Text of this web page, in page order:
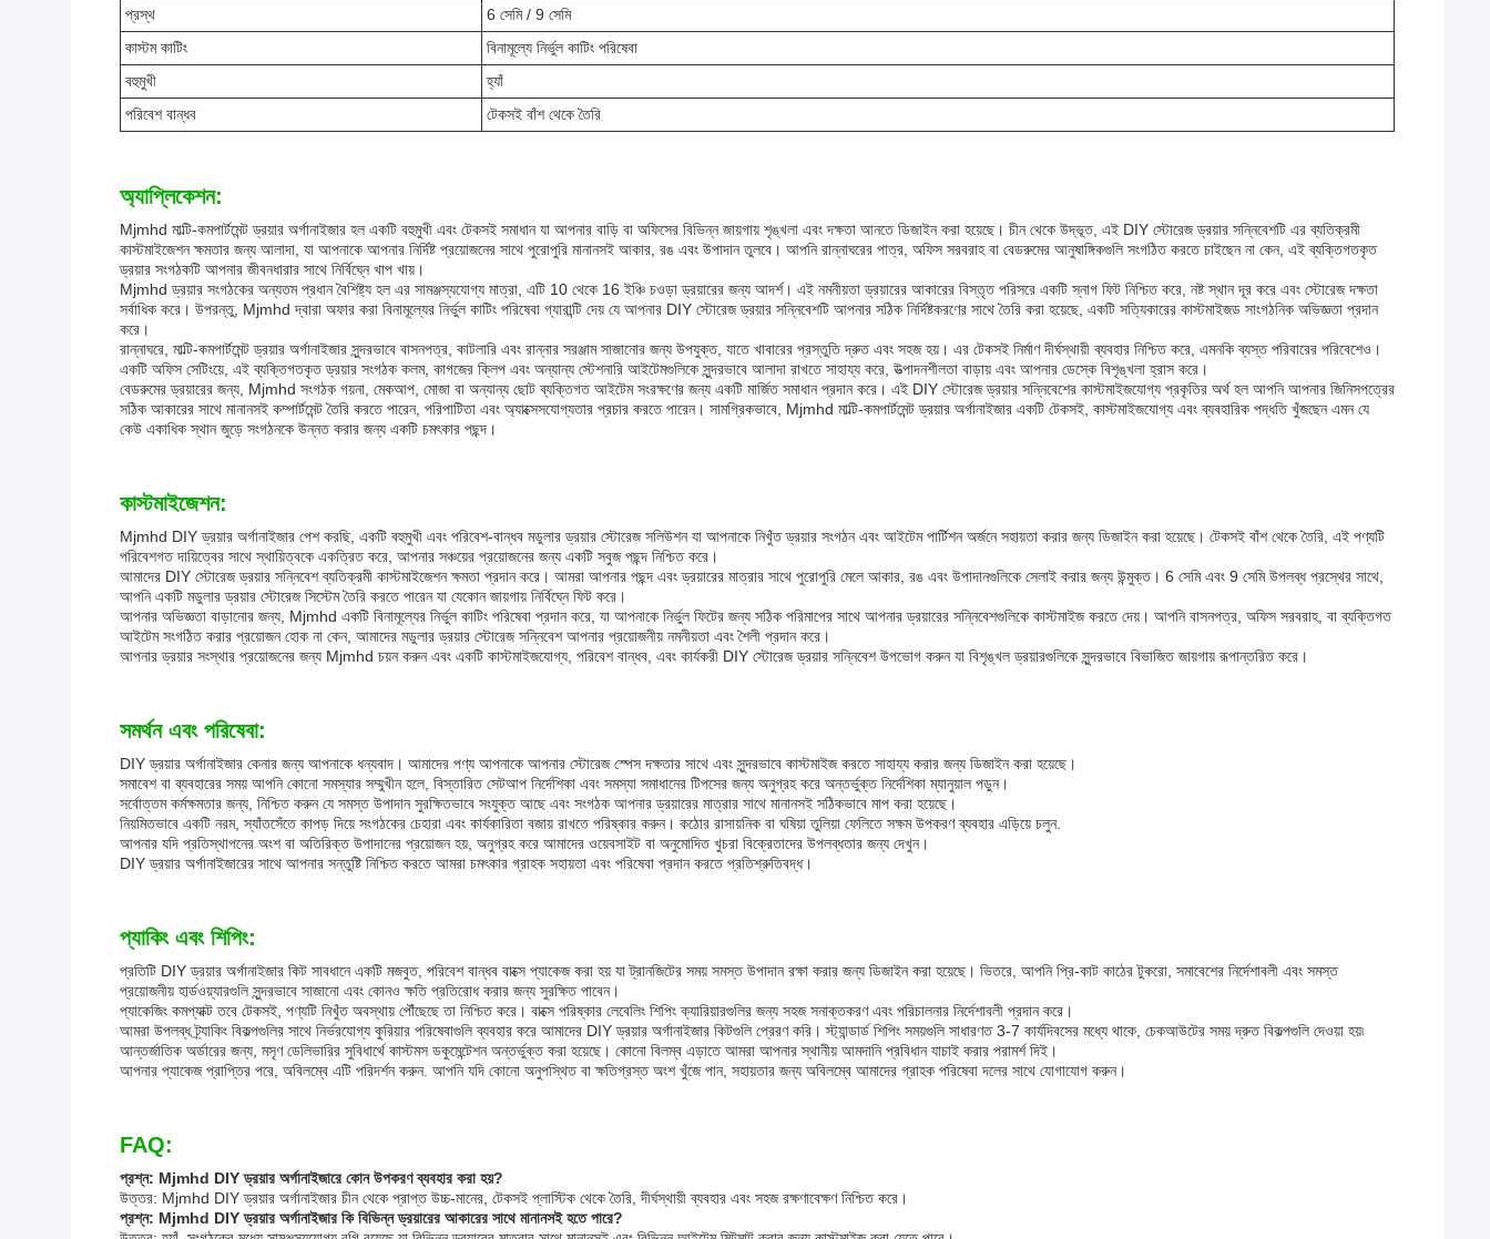
প্রস্থ
6 সেমি / 9 সেমি
কাস্টম কাটিং
বিনামূল্যে নির্ভুল কাটিং পরিষেবা
বহুমুখী
হ্যাঁ
পরিবেশ বান্ধব
টেকসই বাঁশ থেকে তৈরি
অ্যাপ্লিকেশন:
Mjmhd মাল্টি-কমপার্টমেন্ট ড্রয়ার অর্গানাইজার হল একটি বহুমুখী এবং টেকসই সমাধান যা আপনার বাড়ি বা অফিসের বিভিন্ন জায়গায় শৃঙ্খলা এবং দক্ষতা আনতে ডিজাইন করা হয়েছে। চীন থেকে উদ্ভূত, এই DIY স্টোরেজ ড্রয়ার সন্নিবেশটি এর ব্যতিক্রমী
কাস্টমাইজেশন ক্ষমতার জন্য আলাদা, যা আপনাকে আপনার নির্দিষ্ট প্রয়োজনের সাথে পুরোপুরি মানানসই আকার, রঙ এবং উপাদান তুলবে। আপনি রান্নাঘরের পাত্র, অফিস সরবরাহ বা বেডরুমের আনুষাঙ্গিকগুলি সংগঠিত করতে চাইছেন না কেন, এই ব্যক্তিগতকৃত
ড্রয়ার সংগঠকটি আপনার জীবনধারার সাথে নির্বিঘ্নে খাপ খায়।
Mjmhd ড্রয়ার সংগঠকের অন্যতম প্রধান বৈশিষ্ট্য হল এর সামঞ্জস্যযোগ্য মাত্রা, এটি 10 ​​থেকে 16 ইঞ্চি চওড়া ড্রয়ারের জন্য আদর্শ। এই নমনীয়তা ড্রয়ারের আকারের বিস্তৃত পরিসরে একটি স্নাগ ফিট নিশ্চিত করে, নষ্ট স্থান দূর করে এবং স্টোরেজ দক্ষতা
সর্বাধিক করে। উপরন্তু, Mjmhd দ্বারা অফার করা বিনামূল্যের নির্ভুল কাটিং পরিষেবা গ্যারান্টি দেয় যে আপনার DIY স্টোরেজ ড্রয়ার সন্নিবেশটি আপনার সঠিক নির্দিষ্টকরণের সাথে তৈরি করা হয়েছে, একটি সত্যিকারের কাস্টমাইজড সাংগঠনিক অভিজ্ঞতা প্রদান
করে।
রান্নাঘরে, মাল্টি-কমপার্টমেন্ট ড্রয়ার অর্গানাইজার সুন্দরভাবে বাসনপত্র, কাটলারি এবং রান্নার সরঞ্জাম সাজানোর জন্য উপযুক্ত, যাতে খাবারের প্রস্তুতি দ্রুত এবং সহজ হয়। এর টেকসই নির্মাণ দীর্ঘস্থায়ী ব্যবহার নিশ্চিত করে, এমনকি ব্যস্ত পরিবারের পরিবেশেও।
একটি অফিস সেটিংয়ে, এই ব্যক্তিগতকৃত ড্রয়ার সংগঠক কলম, কাগজের ক্লিপ এবং অন্যান্য স্টেশনারি আইটেমগুলিকে সুন্দরভাবে আলাদা রাখতে সাহায্য করে, উত্পাদনশীলতা বাড়ায় এবং আপনার ডেস্কে বিশৃঙ্খলা হ্রাস করে।
বেডরুমের ড্রয়ারের জন্য, Mjmhd সংগঠক গয়না, মেকআপ, মোজা বা অন্যান্য ছোট ব্যক্তিগত আইটেম সংরক্ষণের জন্য একটি মার্জিত সমাধান প্রদান করে। এই DIY স্টোরেজ ড্রয়ার সন্নিবেশের কাস্টমাইজযোগ্য প্রকৃতির অর্থ হল আপনি আপনার জিনিসপত্রের
সঠিক আকারের সাথে মানানসই কম্পার্টমেন্ট তৈরি করতে পারেন, পরিপাটিতা এবং অ্যাক্সেসযোগ্যতার প্রচার করতে পারেন। সামগ্রিকভাবে, Mjmhd মাল্টি-কমপার্টমেন্ট ড্রয়ার অর্গানাইজার একটি টেকসই, কাস্টমাইজযোগ্য এবং ব্যবহারিক পদ্ধতি খুঁজছেন এমন যে
কেউ একাধিক স্থান জুড়ে সংগঠনকে উন্নত করার জন্য একটি চমৎকার পছন্দ।
কাস্টমাইজেশন:
Mjmhd DIY ড্রয়ার অর্গানাইজার পেশ করছি, একটি বহুমুখী এবং পরিবেশ-বান্ধব মডুলার ড্রয়ার স্টোরেজ সলিউশন যা আপনাকে নিখুঁত ড্রয়ার সংগঠন এবং আইটেম পার্টিশন অর্জনে সহায়তা করার জন্য ডিজাইন করা হয়েছে। টেকসই বাঁশ থেকে তৈরি, এই পণ্যটি
পরিবেশগত দায়িত্বের সাথে স্থায়িত্বকে একত্রিত করে, আপনার সঞ্চয়ের প্রয়োজনের জন্য একটি সবুজ পছন্দ নিশ্চিত করে।
আমাদের DIY স্টোরেজ ড্রয়ার সন্নিবেশ ব্যতিক্রমী কাস্টমাইজেশন ক্ষমতা প্রদান করে। আমরা আপনার পছন্দ এবং ড্রয়ারের মাত্রার সাথে পুরোপুরি মেলে আকার, রঙ এবং উপাদানগুলিকে সেলাই করার জন্য উন্মুক্ত। 6 সেমি এবং 9 সেমি উপলব্ধ প্রস্থের সাথে,
আপনি একটি মডুলার ড্রয়ার স্টোরেজ সিস্টেম তৈরি করতে পারেন যা যেকোন জায়গায় নির্বিঘ্নে ফিট করে।
আপনার অভিজ্ঞতা বাড়ানোর জন্য, Mjmhd একটি বিনামূল্যের নির্ভুল কাটিং পরিষেবা প্রদান করে, যা আপনাকে নির্ভুল ফিটের জন্য সঠিক পরিমাপের সাথে আপনার ড্রয়ারের সন্নিবেশগুলিকে কাস্টমাইজ করতে দেয়। আপনি বাসনপত্র, অফিস সরবরাহ, বা ব্যক্তিগত
আইটেম সংগঠিত করার প্রয়োজন হোক না কেন, আমাদের মডুলার ড্রয়ার স্টোরেজ সন্নিবেশ আপনার প্রয়োজনীয় নমনীয়তা এবং শৈলী প্রদান করে।
আপনার ড্রয়ার সংস্থার প্রয়োজনের জন্য Mjmhd চয়ন করুন এবং একটি কাস্টমাইজযোগ্য, পরিবেশ বান্ধব, এবং কার্যকরী DIY স্টোরেজ ড্রয়ার সন্নিবেশ উপভোগ করুন যা বিশৃঙ্খল ড্রয়ারগুলিকে সুন্দরভাবে বিভাজিত জায়গায় রূপান্তরিত করে।
সমর্থন এবং পরিষেবা:
DIY ড্রয়ার অর্গানাইজার কেনার জন্য আপনাকে ধন্যবাদ। আমাদের পণ্য আপনাকে আপনার স্টোরেজ স্পেস দক্ষতার সাথে এবং সুন্দরভাবে কাস্টমাইজ করতে সাহায্য করার জন্য ডিজাইন করা হয়েছে।
সমাবেশ বা ব্যবহারের সময় আপনি কোনো সমস্যার সম্মুখীন হলে, বিস্তারিত সেটআপ নির্দেশিকা এবং সমস্যা সমাধানের টিপসের জন্য অনুগ্রহ করে অন্তর্ভুক্ত নির্দেশিকা ম্যানুয়াল পড়ুন।
সর্বোত্তম কর্মক্ষমতার জন্য, নিশ্চিত করুন যে সমস্ত উপাদান সুরক্ষিতভাবে সংযুক্ত আছে এবং সংগঠক আপনার ড্রয়ারের মাত্রার সাথে মানানসই সঠিকভাবে মাপ করা হয়েছে।
নিয়মিতভাবে একটি নরম, স্যাঁতসেঁতে কাপড় দিয়ে সংগঠকের চেহারা এবং কার্যকারিতা বজায় রাখতে পরিষ্কার করুন। কঠোর রাসায়নিক বা ঘষিয়া তুলিয়া ফেলিতে সক্ষম উপকরণ ব্যবহার এড়িয়ে চলুন.
আপনার যদি প্রতিস্থাপনের অংশ বা অতিরিক্ত উপাদানের প্রয়োজন হয়, অনুগ্রহ করে আমাদের ওয়েবসাইট বা অনুমোদিত খুচরা বিক্রেতাদের উপলব্ধতার জন্য দেখুন।
DIY ড্রয়ার অর্গানাইজারের সাথে আপনার সন্তুষ্টি নিশ্চিত করতে আমরা চমৎকার গ্রাহক সহায়তা এবং পরিষেবা প্রদান করতে প্রতিশ্রুতিবদ্ধ।
প্যাকিং এবং শিপিং:
প্রতিটি DIY ড্রয়ার অর্গানাইজার কিট সাবধানে একটি মজবুত, পরিবেশ বান্ধব বাক্সে প্যাকেজ করা হয় যা ট্রানজিটের সময় সমস্ত উপাদান রক্ষা করার জন্য ডিজাইন করা হয়েছে। ভিতরে, আপনি প্রি-কাট কাঠের টুকরো, সমাবেশের নির্দেশাবলী এবং সমস্ত
প্রয়োজনীয় হার্ডওয়্যারগুলি সুন্দরভাবে সাজানো এবং কোনও ক্ষতি প্রতিরোধ করার জন্য সুরক্ষিত পাবেন।
প্যাকেজিং কমপ্যাক্ট তবে টেকসই, পণ্যটি নিখুঁত অবস্থায় পৌঁছেছে তা নিশ্চিত করে। বাক্সে পরিষ্কার লেবেলিং শিপিং ক্যারিয়ারগুলির জন্য সহজ সনাক্তকরণ এবং পরিচালনার নির্দেশাবলী প্রদান করে।
আমরা উপলব্ধ ট্র্যাকিং বিকল্পগুলির সাথে নির্ভরযোগ্য কুরিয়ার পরিষেবাগুলি ব্যবহার করে আমাদের DIY ড্রয়ার অর্গানাইজার কিটগুলি প্রেরণ করি। স্ট্যান্ডার্ড শিপিং সময়গুলি সাধারণত 3-7 কার্যদিবসের মধ্যে থাকে, চেকআউটের সময় দ্রুত বিকল্পগুলি দেওয়া হয়৷
আন্তর্জাতিক অর্ডারের জন্য, মসৃণ ডেলিভারির সুবিধার্থে কাস্টমস ডকুমেন্টেশন অন্তর্ভুক্ত করা হয়েছে। কোনো বিলম্ব এড়াতে আমরা আপনার স্থানীয় আমদানি প্রবিধান যাচাই করার পরামর্শ দিই।
আপনার প্যাকেজ প্রাপ্তির পরে, অবিলম্বে এটি পরিদর্শন করুন. আপনি যদি কোনো অনুপস্থিত বা ক্ষতিগ্রস্ত অংশ খুঁজে পান, সহায়তার জন্য অবিলম্বে আমাদের গ্রাহক পরিষেবা দলের সাথে যোগাযোগ করুন।
FAQ:
প্রশ্ন: Mjmhd DIY ড্রয়ার অর্গানাইজারে কোন উপকরণ ব্যবহার করা হয়?
উত্তর: Mjmhd DIY ড্রয়ার অর্গানাইজার চীন থেকে প্রাপ্ত উচ্চ-মানের, টেকসই প্লাস্টিক থেকে তৈরি, দীর্ঘস্থায়ী ব্যবহার এবং সহজ রক্ষণাবেক্ষণ নিশ্চিত করে।
প্রশ্ন: Mjmhd DIY ড্রয়ার অর্গানাইজার কি বিভিন্ন ড্রয়ারের আকারের সাথে মানানসই হতে পারে?